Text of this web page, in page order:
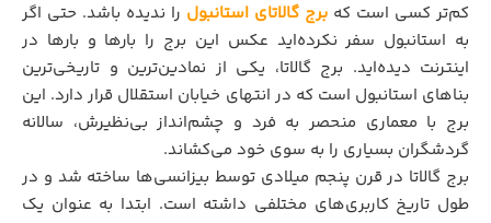
کم‌تر کسی است که برج گالاتای استانبول را ندیده باشد. حتی اگر
به استانبول سفر نکرده‌اید عکس این برج را بارها و بارها در
اینترنت دیده‌اید. برج گالاتا، یکی از نمادین‌ترین و تاریخی‌ترین
بناهای استانبول است که در انتهای خیابان استقلال قرار دارد. این
برج با معماری منحصر به‌ فرد و چشم‌انداز بی‌نظیرش، سالانه
گردشگران بسیاری را به سوی خود می‌کشاند.
برج گالاتا در قرن پنجم میلادی توسط بیزانسی‌ها ساخته شد و در
طول تاریخ کاربری‌های مختلفی داشته است. ابتدا به عنوان یک